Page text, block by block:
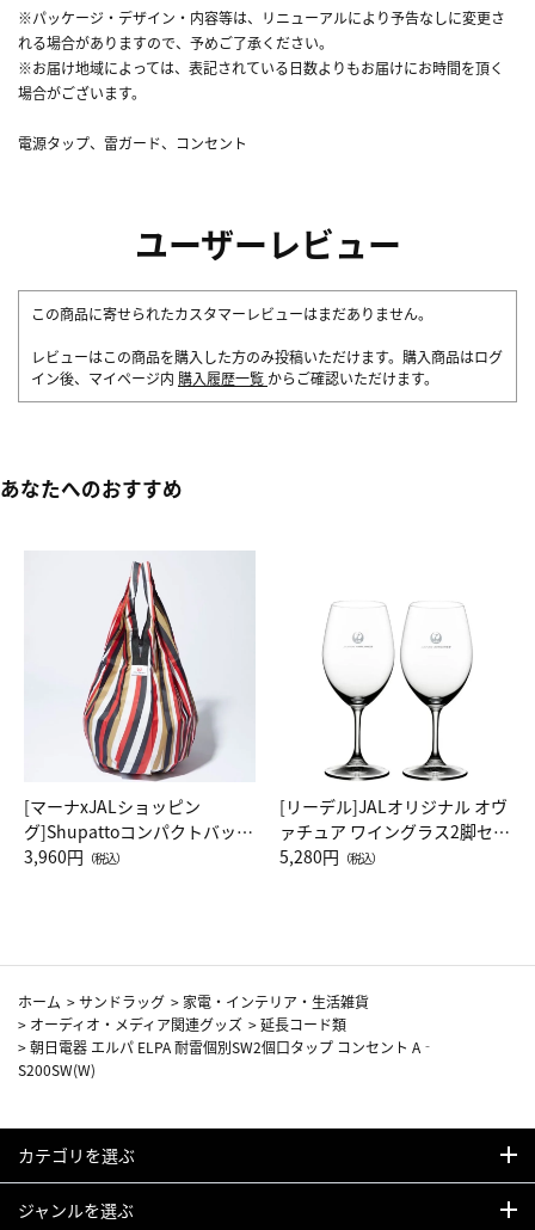
※パッケージ・デザイン・内容等は、リニューアルにより予告なしに変更さ
れる場合がありますので、予めご了承ください。
※お届け地域によっては、表記されている日数よりもお届けにお時間を頂く
場合がございます。
電源タップ、雷ガード、コンセント
ユーザーレビュー
この商品に寄せられたカスタマーレビューはまだありません。
レビューはこの商品を購入した方のみ投稿いただけます。購入商品はログ
イン後、マイページ内 購入履歴一覧 からご確認いただけます。
あなたへのおすすめ
[マーナxJALショッピン
グ]Shupattoコンパクトバッグ
Drop JAL客室乗務員（LC）ス
3,960円 （税込）
[リーデル]JALオリジナル オヴ
ァチュア ワイングラス2脚セッ
ト（レッドワイン）
5,280円 （税込）
ホーム >サンドラッグ > 家電・インテリア・生活雑貨
> オーディオ・メディア関連グッズ >延長コード類
>朝日電器 エルパ ELPA 耐雷個別SW2個口タップ コンセント A‐
S200SW(W)
カテゴリを選ぶ
ジャンルを選ぶ